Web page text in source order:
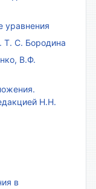
уравнения
Т. С. Бородина
В.Ф.
Н.Н.
в